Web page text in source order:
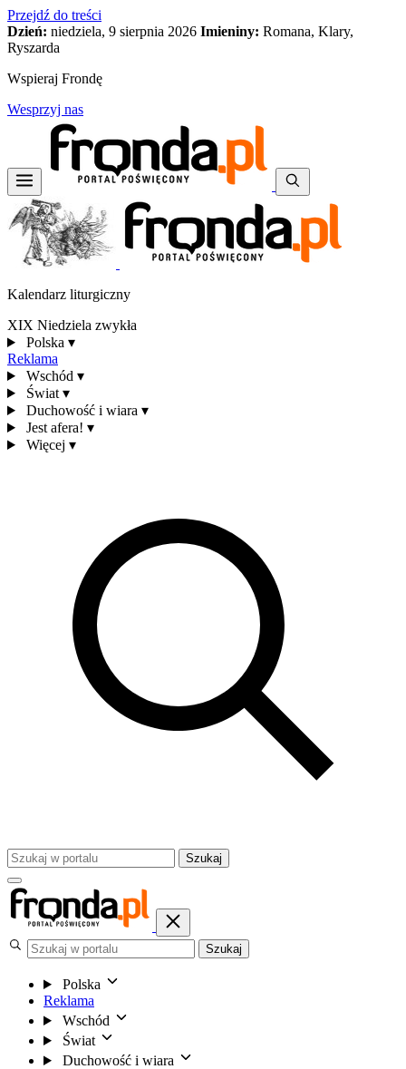
Przejdź do treści
Dzień: niedziela, 9 sierpnia 2026 Imieniny: Romana, Klary,
Ryszarda
Wspieraj Frondę
Wesprzyj nas
Kalendarz liturgiczny
XIX Niedziela zwykła
Polska ▾
Reklama
Wschód ▾
Świat ▾
Duchowość i wiara ▾
Jest afera! ▾
Więcej ▾
Szukaj
Szukaj
Polska
Reklama
Wschód
Świat
Duchowość i wiara